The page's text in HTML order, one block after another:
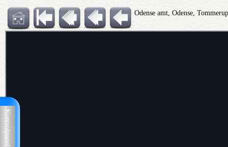
Kontrolpanel
Odense amt, Odense,